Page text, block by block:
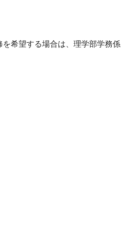
希望する場合は、理学部学務係